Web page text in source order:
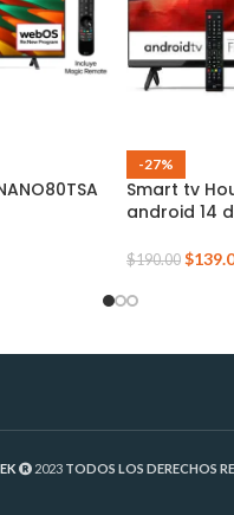
-27%
Smart tv
android 14
$190.00 $
2023 TODOS LOS DERECHOS